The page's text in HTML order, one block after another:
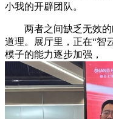
小我的开辟团队。
两者之间缺乏无效的
道理。展厅里，正在“智
模子的能力逐步加强，